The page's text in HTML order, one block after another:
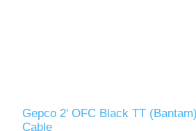
Gepco 2' OFC Black TT
Cable